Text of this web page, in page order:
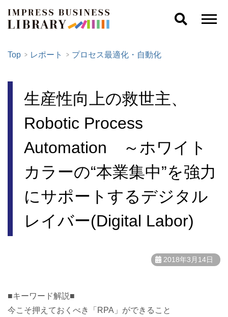
Top レポート プロセス最適化・自動化
生産性向上の救世主、
Robotic Process
Automation ～ホワイト
カラーの“本業集中”を強力
にサポートするデジタル
レイバー(Digital Labor)
2018年3月14日
■キーワード解説■
今こそ押えておくべき「RPA」ができること